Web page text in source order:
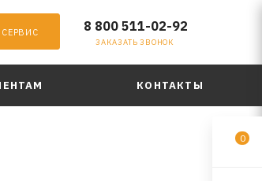
8 800 511-02-92
ЗАКАЗАТЬ ЗВОНОК
КОНТАКТЫ
0